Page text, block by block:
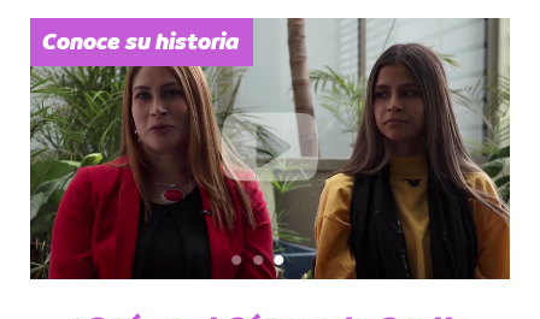
•••
Conoce su historia